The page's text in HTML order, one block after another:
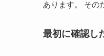
あります。 その
最初に確認し